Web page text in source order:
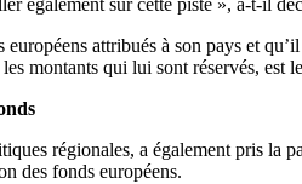
également sur cette piste », a-t-il
attribués à son pays et
montants qui lui sont réservés, est
régionales, a également pris
des fonds européens.